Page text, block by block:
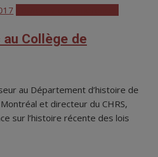
Collège de
au Département d’histoire de
et directeur du CHRS,
sur l’histoire récente des lois